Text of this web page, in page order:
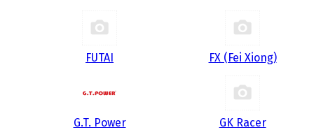
FUTAI FX (Fei Xiong)
G.T. Power GK Racer